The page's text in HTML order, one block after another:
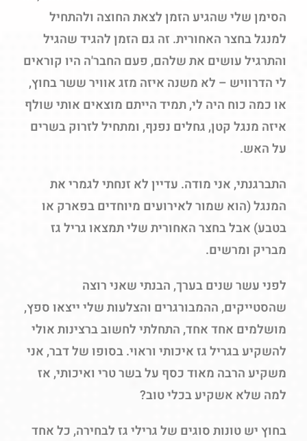
הסימן שלי שהגיע הזמן לצאת החוצה ולהתחיל
למנגל בחצר האחורית. זה גם הזמן להגיד שהגיל
והתרגיל עושים את שלהם, פעם החבר'ה היו קוראים
לי הדרוויש – לא משנה איזה מזג אוויר ששר בחוץ,
או כמה כוח היה לי, תמיד הייתם מוצאים אותי שולף
איזה מנגל קטן, גחלים נפנף, ומתחיל לזרוק בשרים
על האש.
התברגנתי, אני מודה. עדיין לא זנחתי לגמרי את
המנגל (הוא שמור לאירועים מיוחדים בפארק או
בטבע) אבל בחצר האחורית שלי תמצאו גריל גז
מבריק ומרשים.
לפני עשר שנים בערך, הבנתי שאני רוצה
שהסטייקים, ההמבורגרים והצלעות שלי ייצאו ספץ,
מושלמים אחד אחד, התחלתי לחשוב ברצינות אולי
להשקיע בגריל גז איכותי וראוי. בסופו של דבר, אני
משקיע הרבה מאוד כסף על בשר טרי ואיכותי, אז
למה שלא אשקיע בכלי טוב?
בחוץ יש טונות סוגים של גרילי גז לבחירה, כל אחד